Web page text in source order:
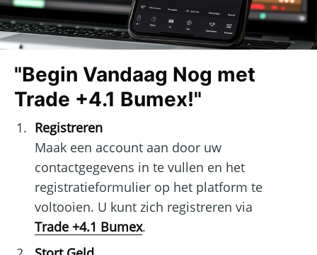
"Begin Vandaag Nog met
Trade +4.1 Bumex!"
Registreren
Maak een account aan door uw
contactgegevens in te vullen en het
registratieformulier op het platform te
voltooien. U kunt zich registreren via
Trade +4.1 Bumex.